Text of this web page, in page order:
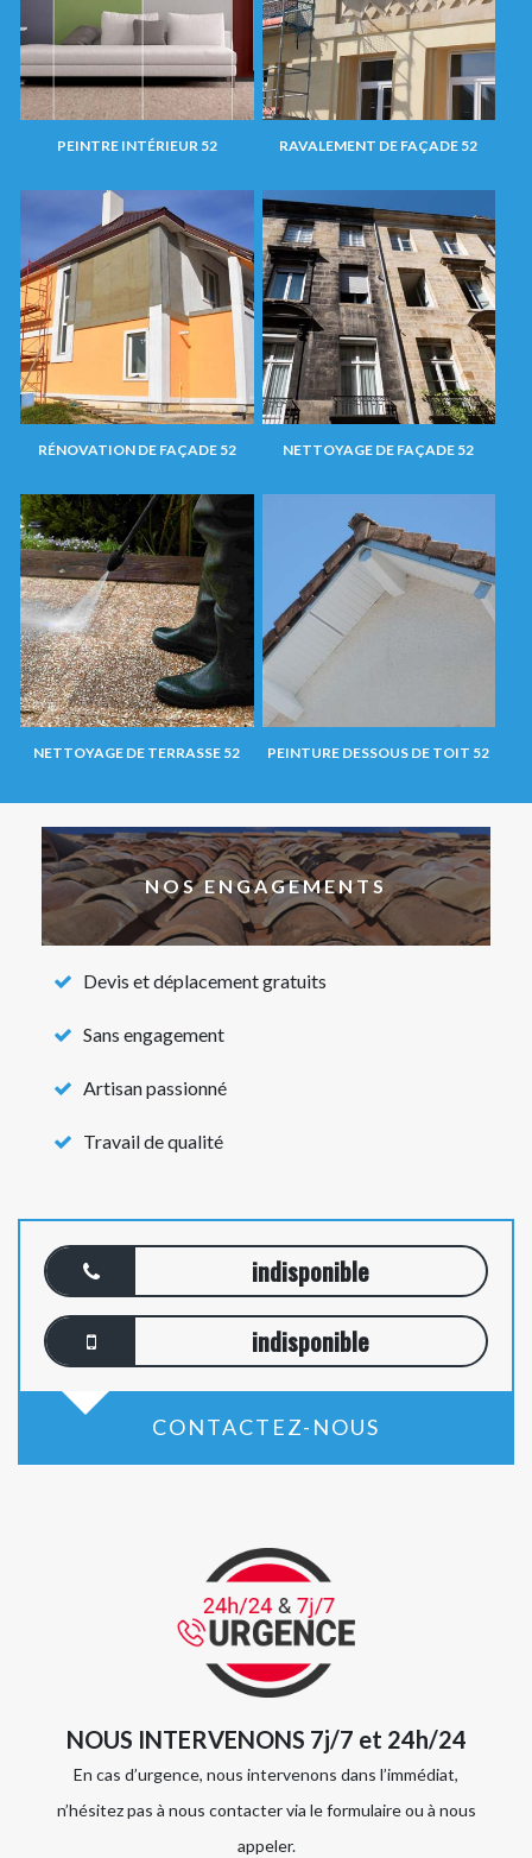
PEINTRE INTÉRIEUR 52 RAVALEMENT DE FAÇADE 52
RÉNOVATION DE FAÇADE 52 NETTOYAGE DE FAÇADE 52
NETTOYAGE DE TERRASSE 52 PEINTURE DESSOUS DE TOIT 52
NOS ENGAGEMENTS
Devis et déplacement gratuits
Sans engagement
Artisan passionné
Travail de qualité
indisponible
indisponible
CONTACTEZ-NOUS
NOUS INTERVENONS 7j/7 et 24h/24
En cas d’urgence, nous intervenons dans l’immédiat,
n’hésitez pas à nous contacter via le formulaire ou à nous
appeler.